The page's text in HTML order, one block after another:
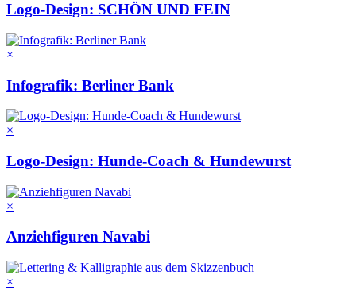
Logo-Design: SCHÖN UND FEIN
×
Infografik: Berliner Bank
×
Logo-Design: Hunde-Coach & Hundewurst
×
Anziehfiguren Navabi
×